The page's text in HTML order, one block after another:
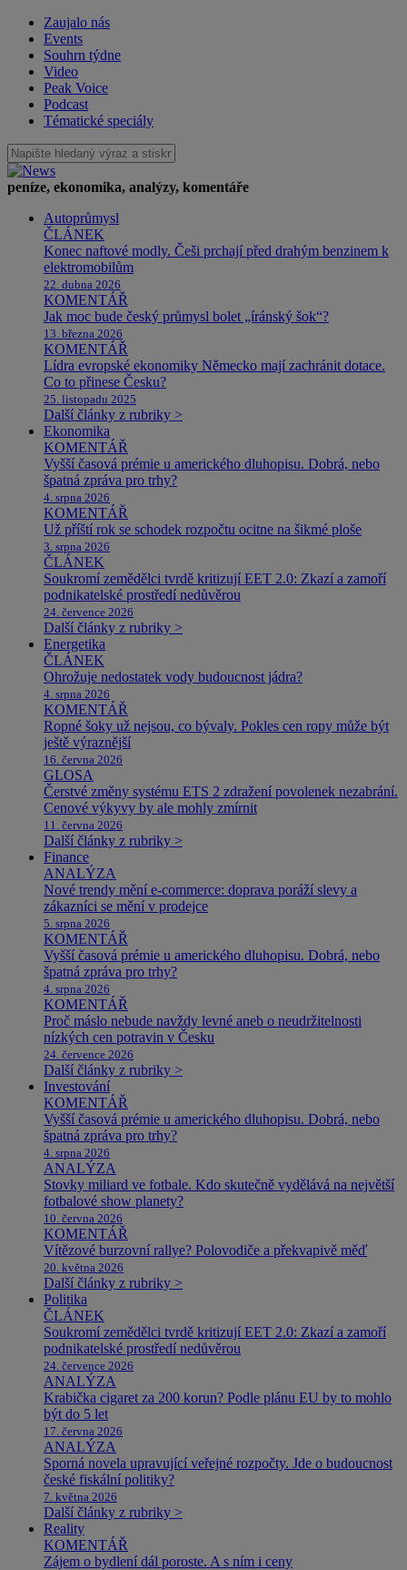
Zaujalo nás
Events
Souhrn týdne
Video
Peak Voice
Podcast
Tématické speciály
peníze, ekonomika, analýzy, komentáře
Autoprůmysl
ČLÁNEK
Konec naftové modly. Češi prchají před drahým benzinem k
elektromobilům
22. dubna 2026
KOMENTÁŘ
Jak moc bude český průmysl bolet „íránský šok“?
13. března 2026
KOMENTÁŘ
Lídra evropské ekonomiky Německo mají zachránit dotace.
Co to přinese Česku?
25. listopadu 2025
Další články z rubriky >
Ekonomika
KOMENTÁŘ
Vyšší časová prémie u amerického dluhopisu. Dobrá, nebo
špatná zpráva pro trhy?
4. srpna 2026
KOMENTÁŘ
Už příští rok se schodek rozpočtu ocitne na šikmé ploše
3. srpna 2026
ČLÁNEK
Soukromí zemědělci tvrdě kritizují EET 2.0: Zkazí a zamoří
podnikatelské prostředí nedůvěrou
24. července 2026
Další články z rubriky >
Energetika
ČLÁNEK
Ohrožuje nedostatek vody budoucnost jádra?
4. srpna 2026
KOMENTÁŘ
Ropné šoky už nejsou, co bývaly. Pokles cen ropy může být
ještě výraznější
16. června 2026
GLOSA
Čerstvé změny systému ETS 2 zdražení povolenek nezabrání.
Cenové výkyvy by ale mohly zmírnit
11. června 2026
Další články z rubriky >
Finance
ANALÝZA
Nové trendy mění e-commerce: doprava poráží slevy a
zákazníci se mění v prodejce
5. srpna 2026
KOMENTÁŘ
Vyšší časová prémie u amerického dluhopisu. Dobrá, nebo
špatná zpráva pro trhy?
4. srpna 2026
KOMENTÁŘ
Proč máslo nebude navždy levné aneb o neudržitelnosti
nízkých cen potravin v Česku
24. července 2026
Další články z rubriky >
Investování
KOMENTÁŘ
Vyšší časová prémie u amerického dluhopisu. Dobrá, nebo
špatná zpráva pro trhy?
4. srpna 2026
ANALÝZA
Stovky miliard ve fotbale. Kdo skutečně vydělává na největší
fotbalové show planety?
10. června 2026
KOMENTÁŘ
Vítězové burzovní rallye? Polovodiče a překvapivě měď
20. května 2026
Další články z rubriky >
Politika
ČLÁNEK
Soukromí zemědělci tvrdě kritizují EET 2.0: Zkazí a zamoří
podnikatelské prostředí nedůvěrou
24. července 2026
ANALÝZA
Krabička cigaret za 200 korun? Podle plánu EU by to mohlo
být do 5 let
17. června 2026
ANALÝZA
Sporná novela upravující veřejné rozpočty. Jde o budoucnost
české fiskální politiky?
7. května 2026
Další články z rubriky >
Reality
KOMENTÁŘ
Zájem o bydlení dál poroste. A s ním i ceny